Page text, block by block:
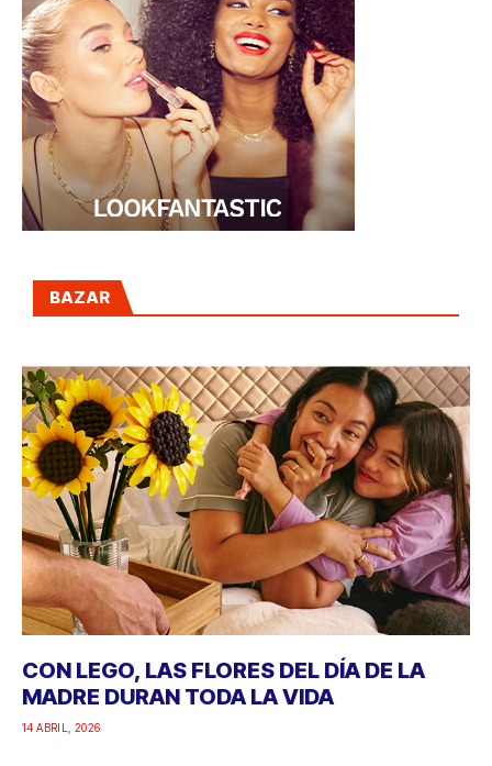
BAZAR
CON LEGO, LAS FLORES DEL DÍA DE LA
MADRE DURAN TODA LA VIDA
14 ABRIL, 2026